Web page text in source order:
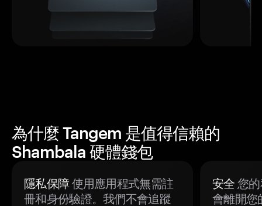
為什麼 Tangem 是值得信賴的
Shambala 硬體錢包
隱私保障使用應用程式無需註
冊和身份驗證。我們不會追蹤
安全 您
會離開您